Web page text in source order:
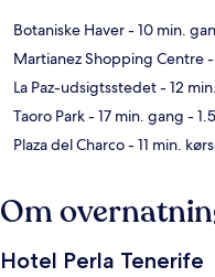
Botaniske Haver- 10 min.
Martianez Shopping Centre
La Paz-udsigtsstedet- 12
Taoro Park- 17 min. gang -
Plaza del Charco- 11 min.
Om
Hotel Perla Tenerife